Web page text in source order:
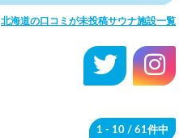
北海道の口コミが未投稿サウナ施設一覧
1 - 10 / 61件中